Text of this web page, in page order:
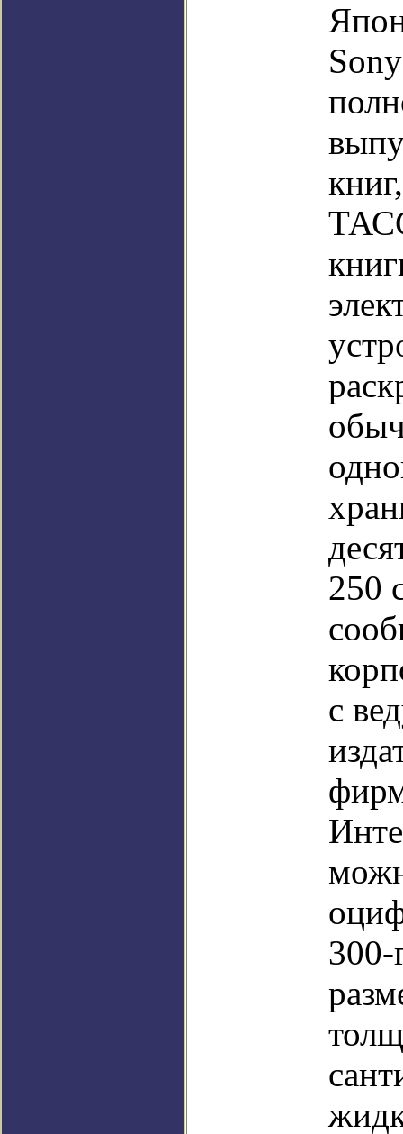
250
с
300-